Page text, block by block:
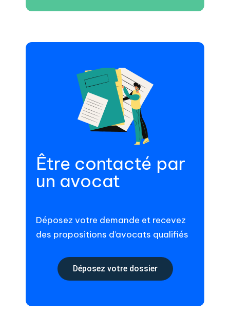
Être contacté par
un avocat
Déposez votre demande et recevez
des propositions d’avocats qualifiés
Déposez votre dossier